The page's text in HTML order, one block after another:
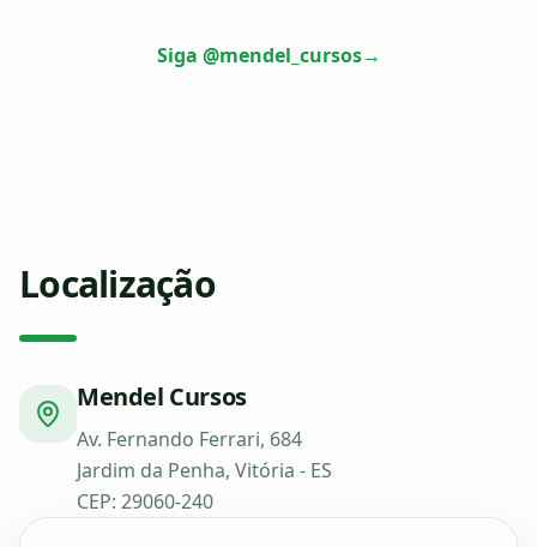
Siga @mendel_cursos→
Localização
Mendel Cursos
Av. Fernando Ferrari, 684
Jardim da Penha, Vitória - ES
CEP: 29060-240